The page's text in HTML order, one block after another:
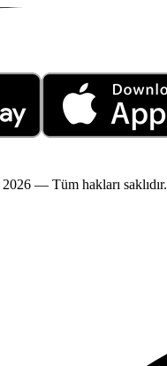
2026 — Tüm hakları saklıdır.